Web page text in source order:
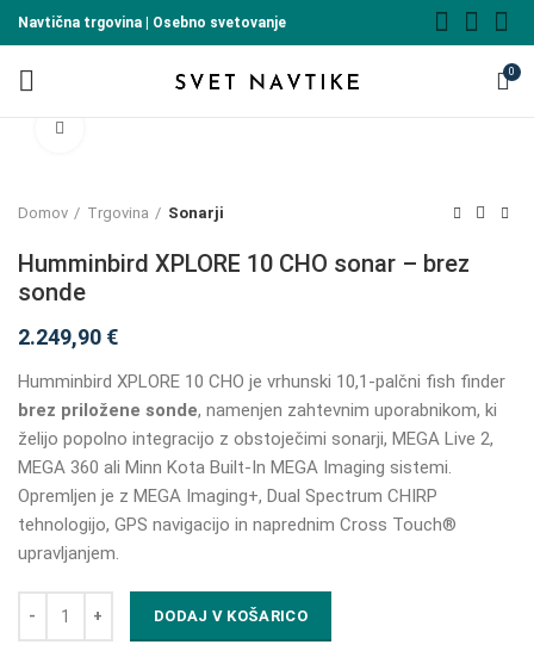
Navtična trgovina | Osebno svetovanje
0
Domov Trgovina Sonarji
Humminbird XPLORE 10 CHO sonar – brez
sonde
2.249,90 €
Humminbird XPLORE 10 CHO je vrhunski 10,1-palčni fish finder
brez priložene sonde, namenjen zahtevnim uporabnikom, ki
želijo popolno integracijo z obstoječimi sonarji, MEGA Live 2,
MEGA 360 ali Minn Kota Built-In MEGA Imaging sistemi.
Opremljen je z MEGA Imaging+, Dual Spectrum CHIRP
tehnologijo, GPS navigacijo in naprednim Cross Touch®
upravljanjem.
DODAJ V KOŠARICO